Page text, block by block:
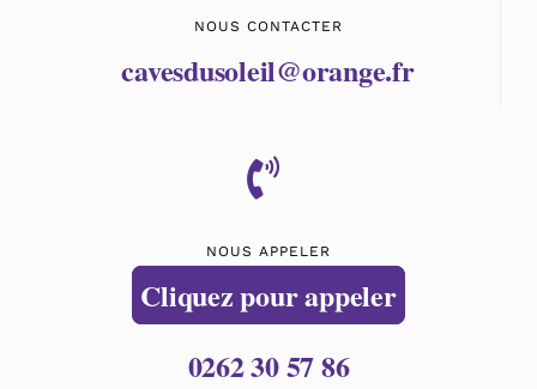
NOUS CONTACTER
cavesdusoleil@orange.fr
NOUS APPELER
Cliquez pour appeler
0262 30 57 86